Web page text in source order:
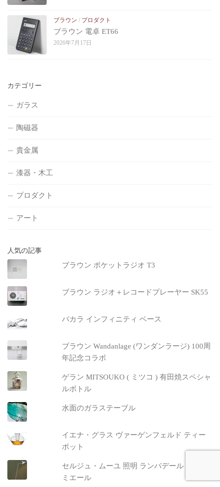
ブラウン / プロダクト
ブラウン 電卓 ET66
2026年7月17日
カテゴリー
ガラス
陶磁器
貴金属
漆器・木工
プロダクト
アート
人気の記事
ブラウン ポケットラジオ T3
ブラウン ラジオ＋レコードプレーヤー SK55
バカラ インフィニティ ベース
ブラウン Wandanlage (ワンダンラージ) 100周
年記念コラボ
ゲラン MITSOUKO ( ミツコ ) 有田焼スペシャ
ルボトル
水面のガラステーブル
イエナ・グラス ヴァーゲンフェルド ティー
ポット
セルジュ・ムーユ 照明 ランパデール アン ル
ミエール